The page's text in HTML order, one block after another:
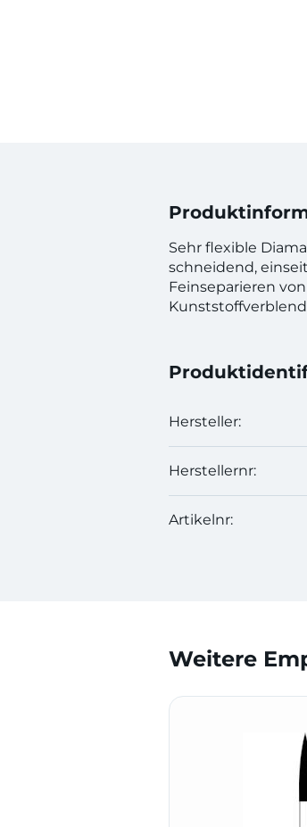
Sehr flexible
schneidend,
Feinseparieren
Hersteller:
Herstellernr:
Artikelnr:
Weitere